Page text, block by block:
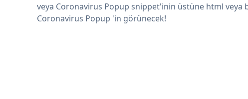
veya Coronavirus Popup snippet'inin üstüne html veya
Coronavirus Popup 'in görünecek!